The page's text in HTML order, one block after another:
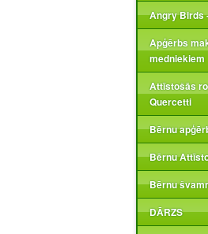
Angry Birds
Apģērbs
medniekiem
Attīstošās
Quercetti
Bērnu
Bērnu
Bērnu
DĀRZS